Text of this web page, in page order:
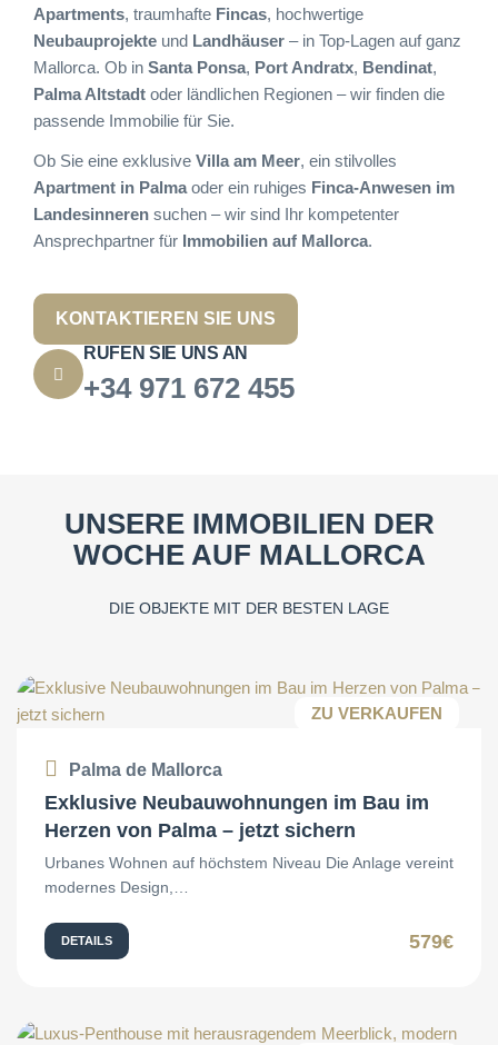
Apartments, traumhafte Fincas, hochwertige
Neubauprojekte und Landhäuser – in Top-Lagen auf ganz
Mallorca. Ob in Santa Ponsa, Port Andratx, Bendinat,
Palma Altstadt oder ländlichen Regionen – wir finden die
passende Immobilie für Sie.
Ob Sie eine exklusive Villa am Meer, ein stilvolles
Apartment in Palma oder ein ruhiges Finca-Anwesen im
Landesinneren suchen – wir sind Ihr kompetenter
Ansprechpartner für Immobilien auf Mallorca.
KONTAKTIEREN SIE UNS
RUFEN SIE UNS AN
+34 971 672 455
UNSERE IMMOBILIEN DER
WOCHE AUF MALLORCA
DIE OBJEKTE MIT DER BESTEN LAGE
ZU VERKAUFEN
Palma de Mallorca
Exklusive Neubauwohnungen im Bau im
Herzen von Palma – jetzt sichern
Urbanes Wohnen auf höchstem Niveau Die Anlage vereint
modernes Design,…
DETAILS 579€